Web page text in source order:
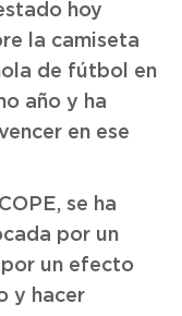
hoy
la camiseta
de fútbol en
año y ha
en ese
se ha
por un
un efecto
y hacer